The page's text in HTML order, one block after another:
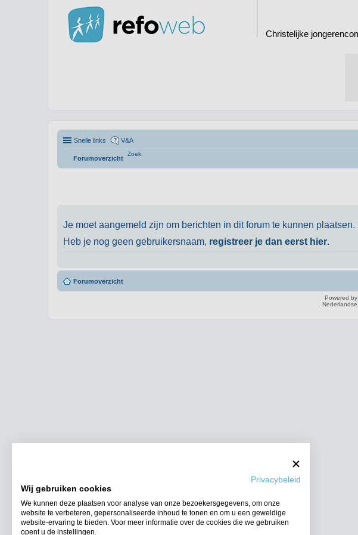
Privacybeleid
Wij gebruiken cookies
We kunnen deze plaatsen voor analyse van onze bezoekersgegevens, om onze
website te verbeteren, gepersonaliseerde inhoud te tonen en om u een geweldige
website-ervaring te bieden. Voor meer informatie over de cookies die we gebruiken
opent u de instellingen.
Christelijke
Snelle links V&A
Forumoverzicht
Zoek
Je moet aangemeld zijn om berichten in dit forum te kunnen plaatsen.
Heb je nog geen gebruikersnaam, registreer je dan eerst hier.
Forumoverzicht
Powered by